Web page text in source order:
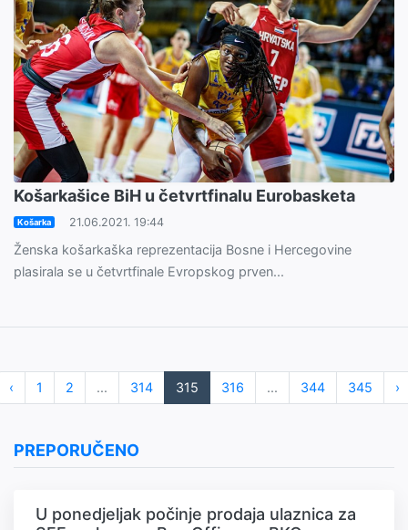
Košarkašice BiH u četvrtfinalu Eurobasketa
Košarka 21.06.2021. 19:44
Ženska košarkaška reprezentacija Bosne i Hercegovine
plasirala se u četvrtfinale Evropskog prven...
‹ 1 2 ... 314 315 316 ... 344 345 ›
PREPORUČENO
U ponedjeljak počinje prodaja ulaznica za